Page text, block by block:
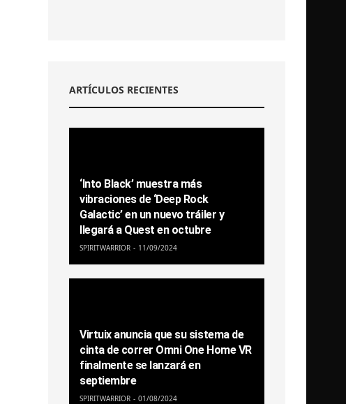
ARTÍCULOS RECIENTES
‘Into Black’ muestra más
vibraciones de ‘Deep Rock
Galactic’ en un nuevo tráiler y
llegará a Quest en octubre
SPIRITWARRIOR 11/09/2024
Virtuix anuncia que su sistema de
cinta de correr Omni One Home VR
finalmente se lanzará en
septiembre
SPIRITWARRIOR 01/08/2024